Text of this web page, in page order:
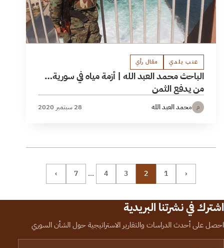
عنب بلدي مقال رأي
الباحث محمد العبد الله | أزمة مياه في سورية…
من يدفع الثمن
م محمد العبد الله 28 سبتمبر 2020
‹
1
2
3
4
…
7
›
اشترك في نشرتنا البريدية
احصل على أحدث الدراسات والتقارير الاستراتيجية حول الشأن السوري